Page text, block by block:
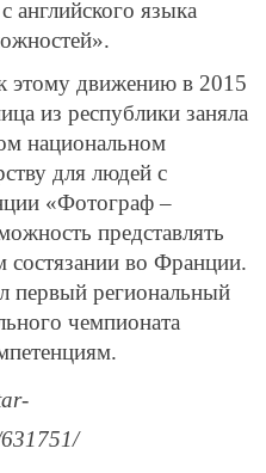
английского языка
этому движению в 2015
из республики заняла
национальном
для людей с
«Фотограф –
представлять
во Франции.
первый региональный
чемпионата